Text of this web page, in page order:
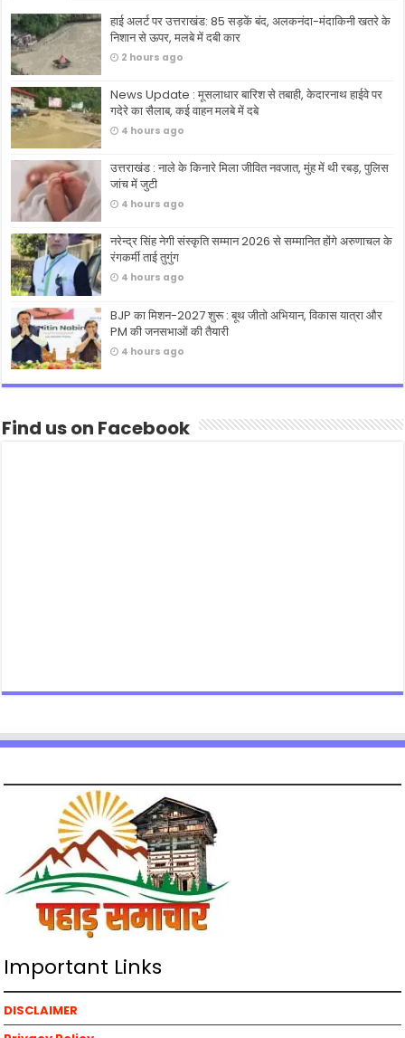
हाई अलर्ट पर उत्तराखंड: 85 सड़कें बंद, अलकनंदा-मंदाकिनी खतरे के
निशान से ऊपर, मलबे में दबी कार
2 hours ago
News Update : मूसलाधार बारिश से तबाही, केदारनाथ हाईवे पर
गदेरे का सैलाब, कई वाहन मलबे में दबे
4 hours ago
उत्तराखंड : नाले के किनारे मिला जीवित नवजात, मुंह में थी रबड़, पुलिस
जांच में जुटी
4 hours ago
नरेन्द्र सिंह नेगी संस्कृति सम्मान 2026 से सम्मानित होंगे अरुणाचल के
रंगकर्मी ताई तुगुंग
4 hours ago
BJP का मिशन-2027 शुरू : बूथ जीतो अभियान, विकास यात्रा और
PM की जनसभाओं की तैयारी
4 hours ago
Find us on Facebook
Important Links
DISCLAIMER